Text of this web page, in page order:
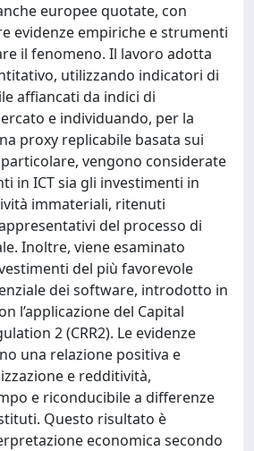
europee quotate, con
evidenze empiriche e strumenti
il fenomeno. Il lavoro adotta
utilizzando indicatori di
affiancati da indici di
e individuando, per la
proxy replicabile basata sui
vengono considerate
in ICT sia gli investimenti in
immateriali, ritenuti
del processo di
Inoltre, viene esaminato
del più favorevole
dei software, introdotto in
l’applicazione del Capital
2 (CRR2). Le evidenze
una relazione positiva e
e redditività,
e riconducibile a differenze
Questo risultato è
economica secondo